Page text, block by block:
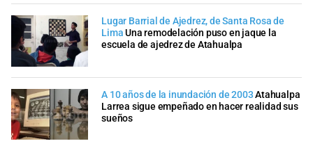
Lugar Barrial de Ajedrez, de Santa Rosa de
LimaUna remodelación puso en jaque la
escuela de ajedrez de Atahualpa
A 10 años de la inundación de 2003Atahualpa
Larrea sigue empeñado en hacer realidad sus
sueños